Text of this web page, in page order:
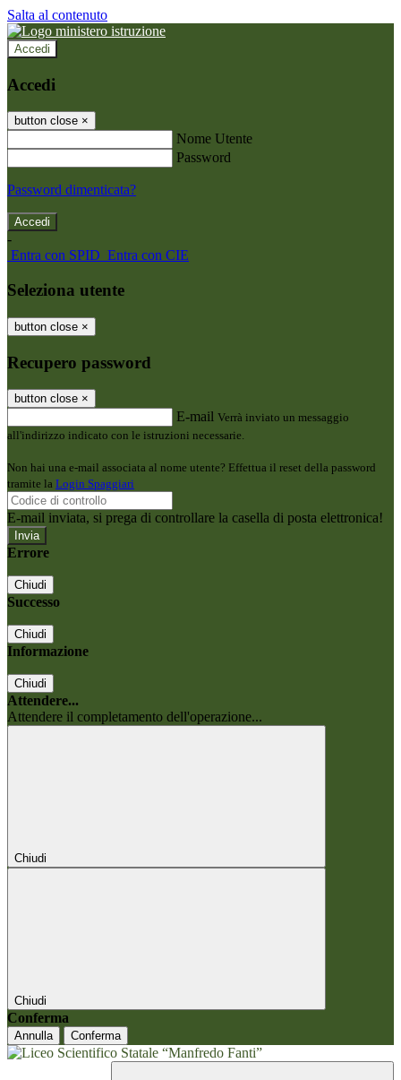
Salta al contenuto
Accedi
Accedi
button close ×
Nome Utente
Password
Password dimenticata?
-
Entra con SPID Entra con CIE
Seleziona utente
button close ×
Recupero password
button close ×
E-mail Verrà inviato un messaggio
all'indirizzo indicato con le istruzioni necessarie.
Non hai una e-mail associata al nome utente? Effettua il reset della password
tramite la Login Spaggiari
E-mail inviata, si prega di controllare la casella di posta elettronica!
Errore
Chiudi
Successo
Chiudi
Informazione
Chiudi
Attendere...
Attendere il completamento dell'operazione...
Chiudi
Chiudi
Conferma
Annulla Conferma